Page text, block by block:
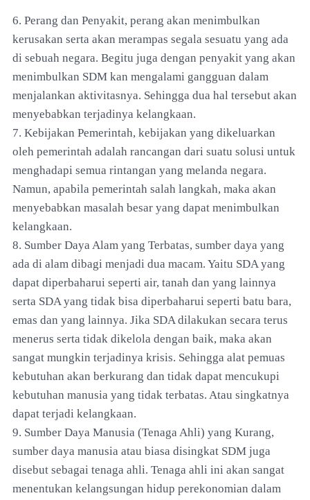
6. Perang dan Penyakit, perang akan menimbulkan
kerusakan serta akan merampas segala sesuatu yang ada
di sebuah negara. Begitu juga dengan penyakit yang akan
menimbulkan SDM kan mengalami gangguan dalam
menjalankan aktivitasnya. Sehingga dua hal tersebut akan
menyebabkan terjadinya kelangkaan.
7. Kebijakan Pemerintah, kebijakan yang dikeluarkan
oleh pemerintah adalah rancangan dari suatu solusi untuk
menghadapi semua rintangan yang melanda negara.
Namun, apabila pemerintah salah langkah, maka akan
menyebabkan masalah besar yang dapat menimbulkan
kelangkaan.
8. Sumber Daya Alam yang Terbatas, sumber daya yang
ada di alam dibagi menjadi dua macam. Yaitu SDA yang
dapat diperbaharui seperti air, tanah dan yang lainnya
serta SDA yang tidak bisa diperbaharui seperti batu bara,
emas dan yang lainnya. Jika SDA dilakukan secara terus
menerus serta tidak dikelola dengan baik, maka akan
sangat mungkin terjadinya krisis. Sehingga alat pemuas
kebutuhan akan berkurang dan tidak dapat mencukupi
kebutuhan manusia yang tidak terbatas. Atau singkatnya
dapat terjadi kelangkaan.
9. Sumber Daya Manusia (Tenaga Ahli) yang Kurang,
sumber daya manusia atau biasa disingkat SDM juga
disebut sebagai tenaga ahli. Tenaga ahli ini akan sangat
menentukan kelangsungan hidup perekonomian dalam